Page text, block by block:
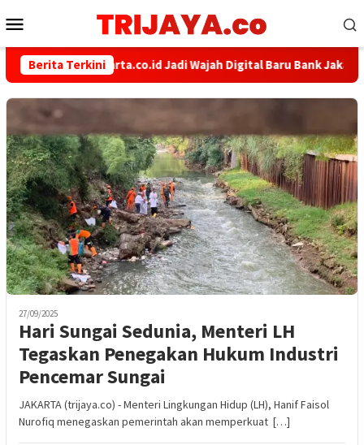
ke
Mobile
Berita Terkini
bankjakarta.co.id Jadi Wajah Digital Baru Bank Jakarta,
27/09/2025
Hari Sungai Sedunia, Menteri LH
Tegaskan Penegakan Hukum Industri
Pencemar Sungai
JAKARTA (trijaya.co) - Menteri Lingkungan Hidup (LH), Hanif Faisol
Nurofiq menegaskan pemerintah akan memperkuat […]